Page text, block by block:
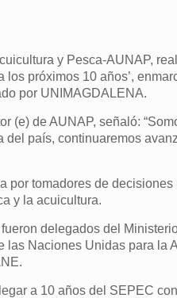
y Pesca-AUNAP,
los próximos 10 años’,
por UNIMAGDALENA.
(e) de AUNAP, señaló:
del país, continuaremos
por tomadores de
y la acuicultura.
delegados del
las Naciones Unidas para la
a 10 años del SEPEC